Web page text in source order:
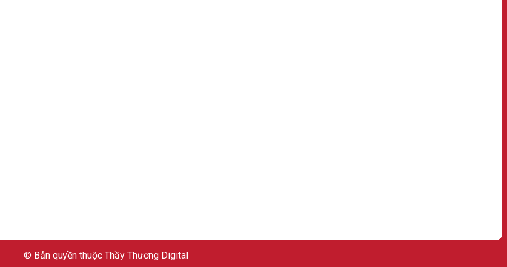
© Bản quyền thuộc Thầy Thương Digital